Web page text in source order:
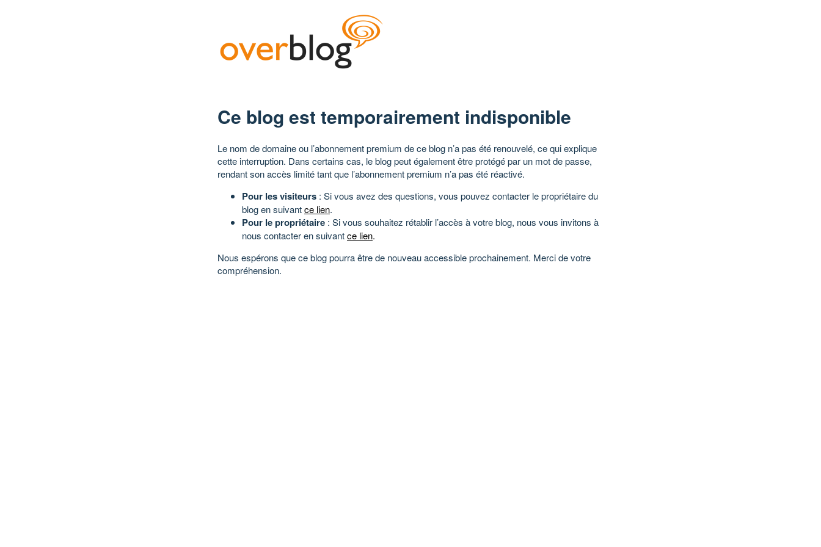
Ce blog est temporairement indisponible
Le nom de domaine ou l’abonnement premium de ce blog n’a pas été renouvelé, ce qui explique
cette interruption. Dans certains cas, le blog peut également être protégé par un mot de passe,
rendant son accès limité tant que l’abonnement premium n’a pas été réactivé.
Pour les visiteurs : Si vous avez des questions, vous pouvez contacter le propriétaire du
blog en suivantce lien.
Pour le propriétaire : Si vous souhaitez rétablir l’accès à votre blog, nous vous invitons à
nous contacter en suivantce lien.
Nous espérons que ce blog pourra être de nouveau accessible prochainement. Merci de votre
compréhension.